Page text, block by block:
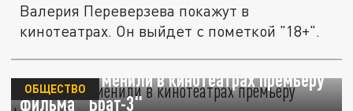
Валерия Переверзева покажут в
кинотеатрах. Он выйдет с пометкой "18+".
В России отменили в кинотеатрах премьеру
фильма "Брат-3"
ОБЩЕСТВО